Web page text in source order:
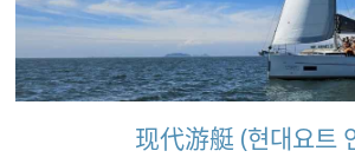
现代游艇 (현대요트